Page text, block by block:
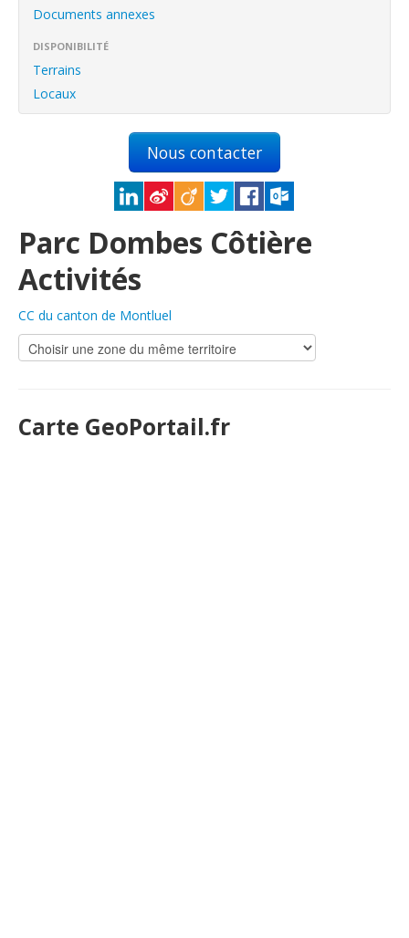
Connexion
Documents annexes
DISPONIBILITÉ
Terrains
Locaux
Nous contacter
Parc Dombes Côtière
Activités
CC du canton de Montluel
Carte GeoPortail.fr